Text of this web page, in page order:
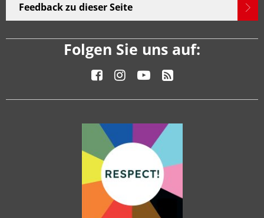
Feedback zu dieser Seite
Folgen Sie uns auf: